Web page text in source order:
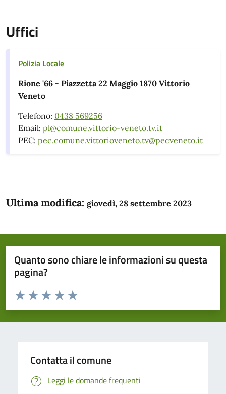
Uffici
Polizia Locale
Rione '66 - Piazzetta 22 Maggio 1870 Vittorio
Veneto
Telefono: 0438 569256
Email: pl@comune.vittorio-veneto.tv.it
PEC: pec.comune.vittorioveneto.tv@pecveneto.it
Ultima modifica: giovedì, 28 settembre 2023
Quanto sono chiare le informazioni su questa
pagina?
Domanda
Valuta da 1 a 5 stelle la pagina
Valuta 5 stelle su 5
Valuta 4 stelle su 5
Valuta 3 stelle su 5
Valuta 2 stelle su 5
Valuta 1 stelle su 5
Contatta il comune
Leggi le domande frequenti